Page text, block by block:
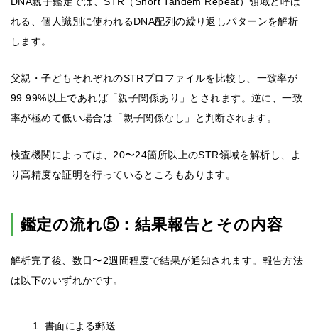
れる、個人識別に使われるDNA配列の繰り返しパターンを解析
します。
父親・子どもそれぞれのSTRプロファイルを比較し、一致率が
99.99%以上であれば「親子関係あり」とされます。逆に、一致
率が極めて低い場合は「親子関係なし」と判断されます。
検査機関によっては、20〜24箇所以上のSTR領域を解析し、よ
り高精度な証明を行っているところもあります。
鑑定の流れ⑤：結果報告とその内容
解析完了後、数日〜2週間程度で結果が通知されます。報告方法
は以下のいずれかです。
書面による郵送